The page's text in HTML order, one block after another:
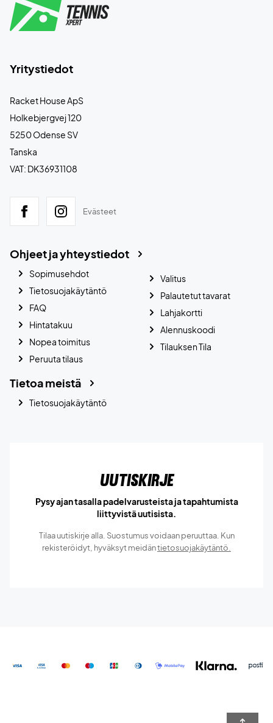
Yritystiedot
Racket House ApS
Holkebjergvej 120
5250 Odense SV
Tanska
VAT: DK36931108
Evästeet
Ohjeet ja yhteystiedot
Sopimusehdot
Tietosuojakäytäntö
FAQ
Hintatakuu
Nopea toimitus
Peruuta tilaus
Valitus
Palautetut tavarat
Lahjakortti
Alennuskoodi
Tilauksen Tila
Tietoa meistä
Tietosuojakäytäntö
Uutiskirje
Pysy ajan tasalla padelvarusteista ja tapahtumista
liittyvistä uutisista.
Tilaa uutiskirje alla. Suostumus voidaan peruuttaa. Kun
rekisteröidyt, hyväksyt meidäntietosuojakäytäntö.